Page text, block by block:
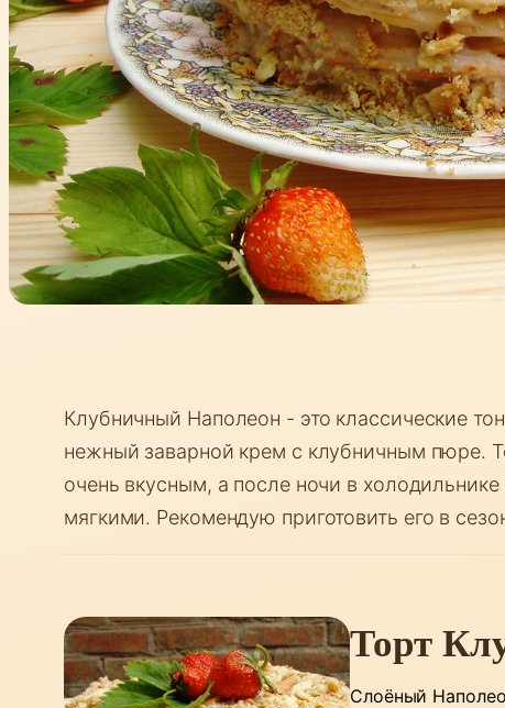
Клубничный Наполеон - это классические
нежный заварной крем с клубничным пюре.
очень вкусным, а после ночи в
мягкими. Рекомендую приготовить его в
Торт
Слоёный